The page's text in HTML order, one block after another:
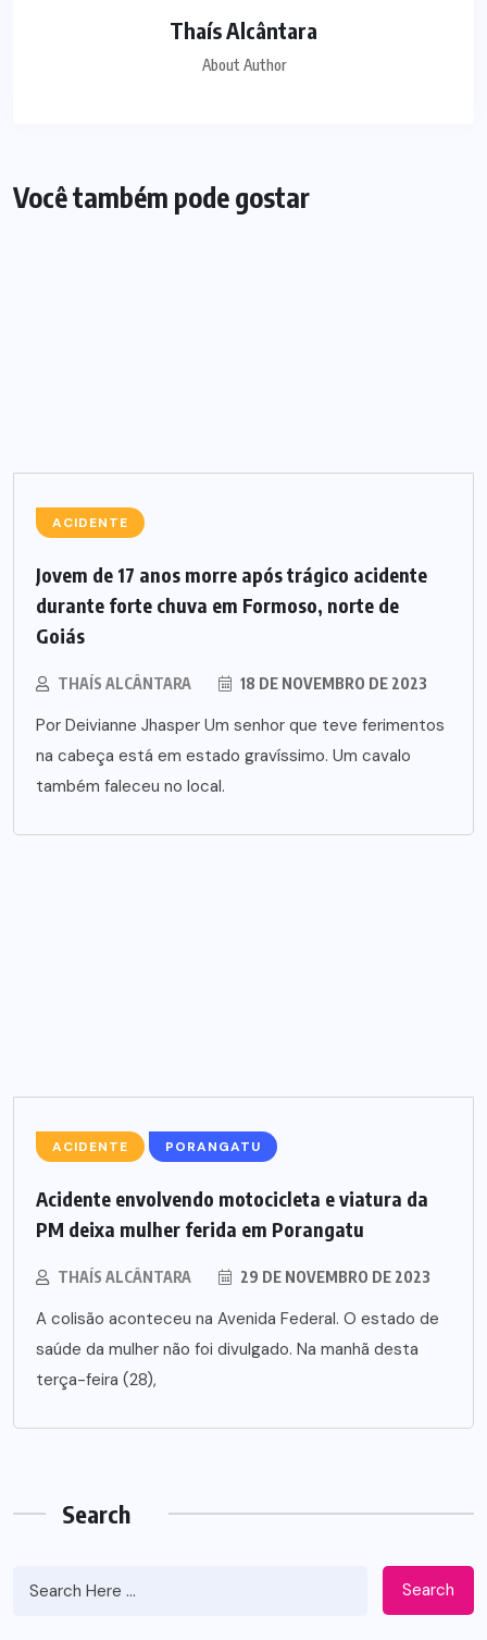
Thaís Alcântara
About Author
Você também pode gostar
ACIDENTE
Jovem de 17 anos morre após trágico acidente
durante forte chuva em Formoso, norte de
Goiás
THAÍS ALCÂNTARA 18 DE NOVEMBRO DE 2023
Por Deivianne Jhasper Um senhor que teve ferimentos
na cabeça está em estado gravíssimo. Um cavalo
também faleceu no local.
ACIDENTE PORANGATU
Acidente envolvendo motocicleta e viatura da
PM deixa mulher ferida em Porangatu
THAÍS ALCÂNTARA 29 DE NOVEMBRO DE 2023
A colisão aconteceu na Avenida Federal. O estado de
saúde da mulher não foi divulgado. Na manhã desta
terça-feira (28),
Search
Search